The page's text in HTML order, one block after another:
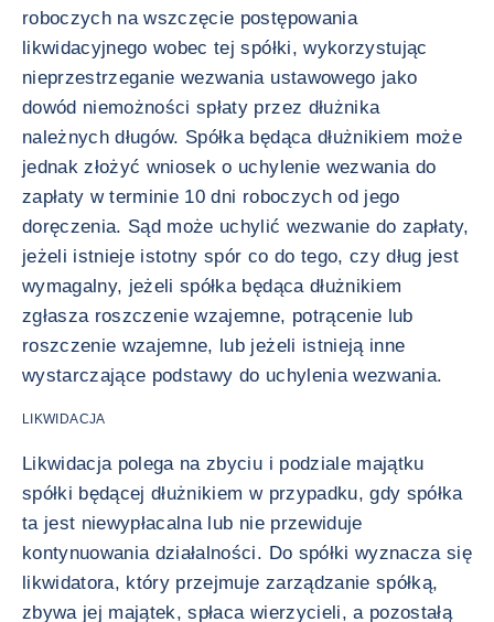
roboczych na wszczęcie postępowania
likwidacyjnego wobec tej spółki, wykorzystując
nieprzestrzeganie wezwania ustawowego jako
dowód niemożności spłaty przez dłużnika
należnych długów. Spółka będąca dłużnikiem może
jednak złożyć wniosek o uchylenie wezwania do
zapłaty w terminie 10 dni roboczych od jego
doręczenia. Sąd może uchylić wezwanie do zapłaty,
jeżeli istnieje istotny spór co do tego, czy dług jest
wymagalny, jeżeli spółka będąca dłużnikiem
zgłasza roszczenie wzajemne, potrącenie lub
roszczenie wzajemne, lub jeżeli istnieją inne
wystarczające podstawy do uchylenia wezwania.
LIKWIDACJA
Likwidacja polega na zbyciu i podziale majątku
spółki będącej dłużnikiem w przypadku, gdy spółka
ta jest niewypłacalna lub nie przewiduje
kontynuowania działalności. Do spółki wyznacza się
likwidatora, który przejmuje zarządzanie spółką,
zbywa jej majątek, spłaca wierzycieli, a pozostałą